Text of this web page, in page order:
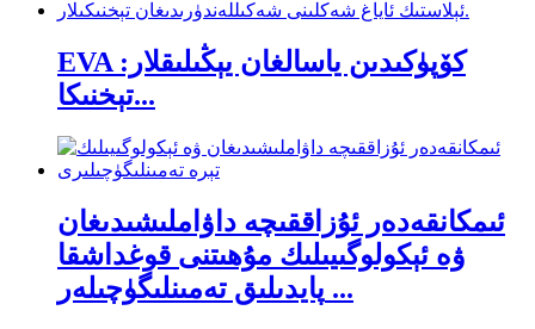
EVA كۆپۈكىدىن ياسالغان يېڭىلىقلار:
تېخنىكا...
ئىمكانقەدەر ئۇزاققىچە داۋاملىشىدىغان
ۋە ئېكولوگىيىلىك مۇھىتنى قوغداشقا
پايدىلىق تەمىنلىگۈچىلەر ...